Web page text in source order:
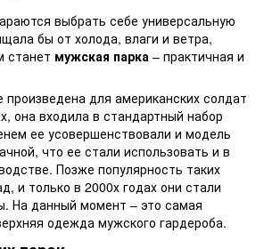
выбрать себе универсальную
бы от холода, влаги и ветра,
станет мужская парка – практичная и
для американских солдат
она входила в стандартный набор
ее усовершенствовали и модель
что ее стали использовать и в
Позже популярность таких
и только в 2000х годах они стали
На данный момент – это самая
одежда мужского гардероба.